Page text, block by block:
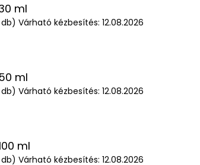
ml
Várható kézbesítés: 12.08.2026
ml
Várható kézbesítés: 12.08.2026
ml
Várható kézbesítés: 12.08.2026